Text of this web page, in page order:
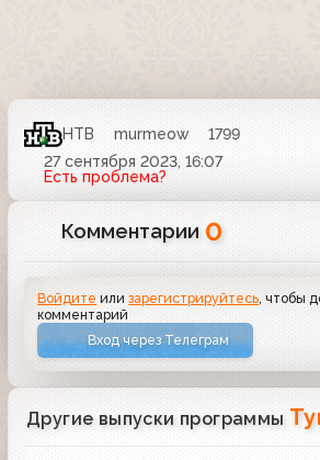
НТВ murmeow
1799
27 сентября 2023, 16:07
Есть проблема?
Комментарии 0
Войдите илизарегистрируйтесь , чтобы
комментарий
Вход через Телеграм
Другие выпуски программы